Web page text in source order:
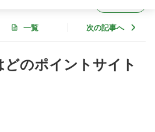
一覧 次の記事へ
のポイントサイト